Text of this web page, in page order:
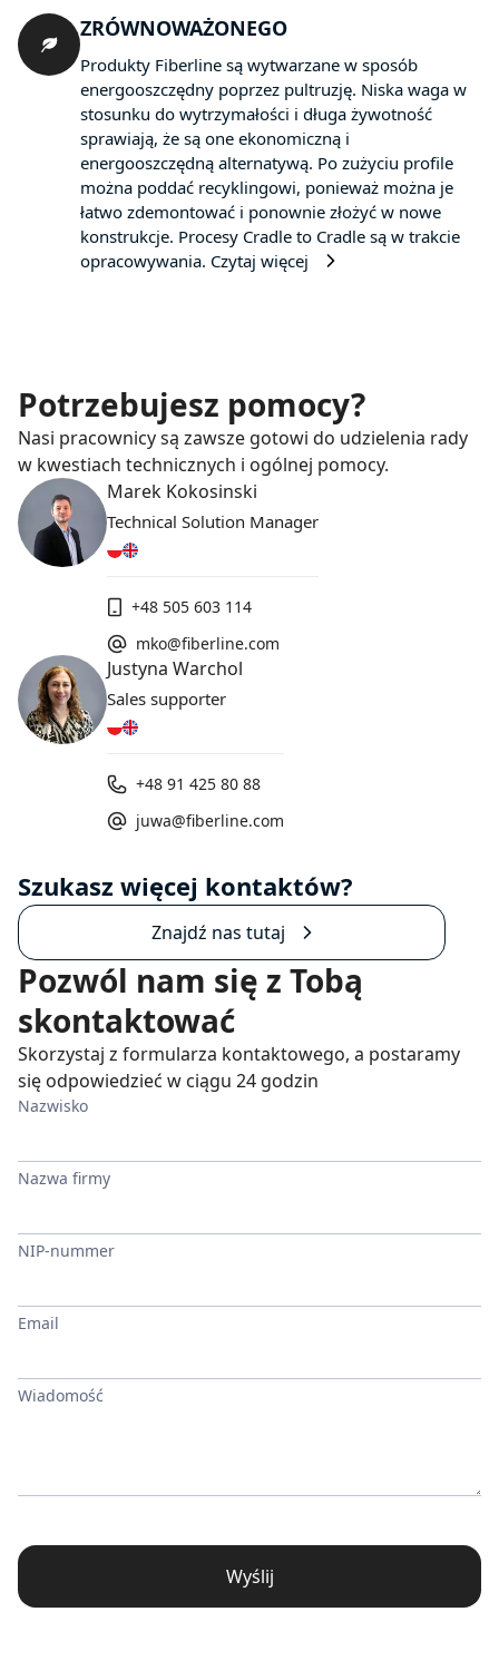
ZRÓWNOWAŻONEGO
Produkty Fiberline są wytwarzane w sposób
energooszczędny poprzez pultruzję. Niska waga w
stosunku do wytrzymałości i długa żywotność
sprawiają, że są one ekonomiczną i
energooszczędną alternatywą. Po zużyciu profile
można poddać recyklingowi, ponieważ można je
łatwo zdemontować i ponownie złożyć w nowe
konstrukcje. Procesy Cradle to Cradle są w trakcie
opracowywania. Czytaj więcej
Potrzebujesz pomocy?
Nasi pracownicy są zawsze gotowi do udzielenia rady
w kwestiach technicznych i ogólnej pomocy.
Marek Kokosinski
Technical Solution Manager
+48 505 603 114
mko@fiberline.com
Justyna Warchol
Sales supporter
+48 91 425 80 88
juwa@fiberline.com
Szukasz więcej kontaktów?
Znajdź nas tutaj
Pozwól nam się z Tobą
skontaktować
Skorzystaj z formularza kontaktowego, a postaramy
się odpowiedzieć w ciągu 24 godzin
Nazwisko
Nazwa firmy
NIP-nummer
Email
Wiadomość
Wyślij